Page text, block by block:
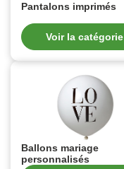
Pantalons imprimés
Voir la catégorie
Ballons mariage
personnalisés